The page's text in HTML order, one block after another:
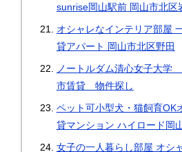
sunrise岡山駅前 岡山市北区
オシャレなインテリア部屋
貸アパート 岡山市北区野田
ノートルダム清心女子大
市賃貸 物件探し
ペット可小型犬・猫飼育OK
貸マンション ハイロード岡
女子の一人暮らし部屋 オシ